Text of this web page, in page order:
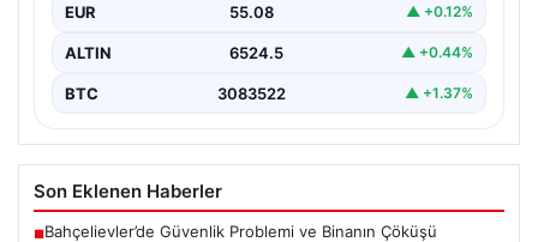
EUR 55.08 ▲ +0.12%
ALTIN 6524.5 ▲ +0.44%
BTC 3083522 ▲ +1.37%
Son Eklenen Haberler
■Bahçelievler’de Güvenlik Problemi ve Binanın Çöküşü